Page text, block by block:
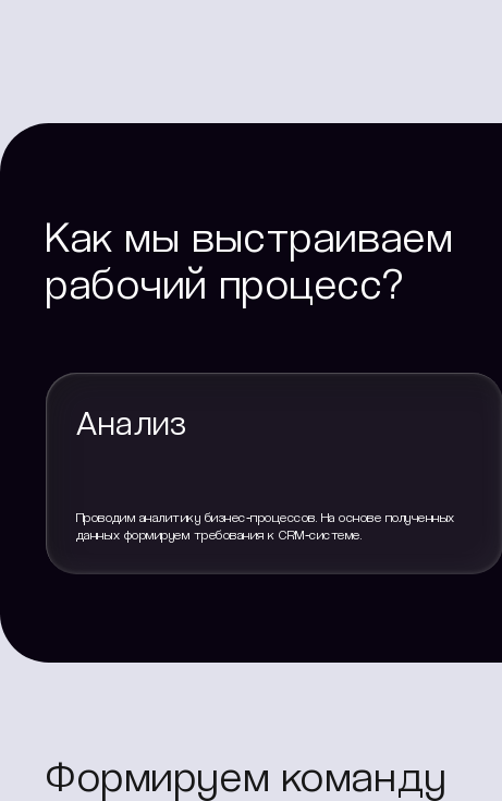
Как мы выстраиваем
рабочий процесс?
Анализ
Проводим аналитику бизнес‑процессов. На основе полученных
данных формируем требования к CRM‑системе.
Формируем команду